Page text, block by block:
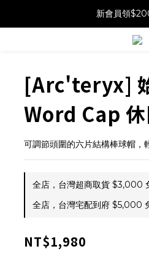
新會員領
[Arc'teryx]
Word Cap
可調節頭圍的六片結構棒球帽，
全店，台灣超商取貨 $3,000
全店，台灣宅配到府 $5,000
NT$1,980